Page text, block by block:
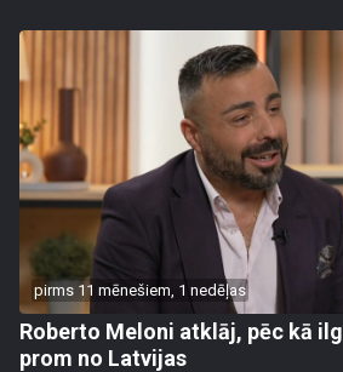
pirms 11 mēnešiem, 1 nedēļas
Roberto Meloni atklāj, pēc kā
prom no Latvijas